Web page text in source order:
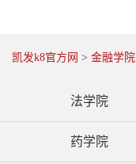
凯发k8官方网 > 金融学院
法学院
药学院